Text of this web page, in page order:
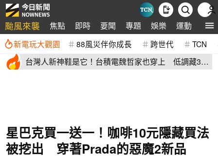
颱風來襲 焦點 即時 要聞 專題 娛樂 運動 全球
新電玩大觀園 88風災伴你成長 跨世代 TCN
台灣人新神鞋是它！台積電魏哲家也穿上 低調藏38
星巴克買一送一！咖啡10元隱藏買法
被挖出 穿著Prada的惡魔2新品